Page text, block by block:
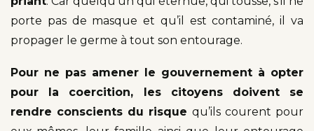
porte pas de masque et qu’il est contaminé, il va
propager le germe à tout son entourage.
Pour ne pas amener le gouvernement à opter
pour la coercition, les citoyens doivent se
rendre conscients du risque qu’ils courent pour